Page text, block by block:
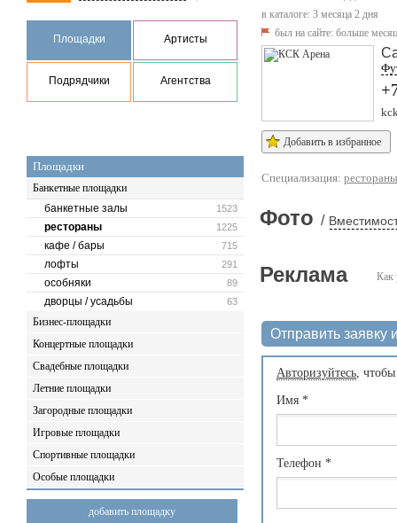
Площадки Артисты
Подрядчики Агентства
Площадки
Банкетные площадки
1523
банкетные залы
1225
рестораны
715
кафе / бары
291
лофты
89
особняки
63
дворцы / усадьбы
Бизнес-площадки
Концертные площадки
Свадебные площадки
Летние площадки
Загородные площадки
Игровые площадки
Спортивные площадки
Особые площадки
добавить площадку
в каталоге: 3 месяца 2 дня
был на сайте: больше
Добавить в избранное
Специализация: рестораны
Фото /
Как
Реклама
Отправить заявку
Авторизуйтесь,
Имя *
Телефон *